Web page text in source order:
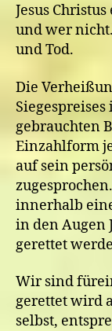
Jesus
und wer
und Tod.
Die
gebrauchten
Einzahlform
auf sein
innerhalb
in den Augen
gerettet
Wir sind
gerettet wird
selbst,